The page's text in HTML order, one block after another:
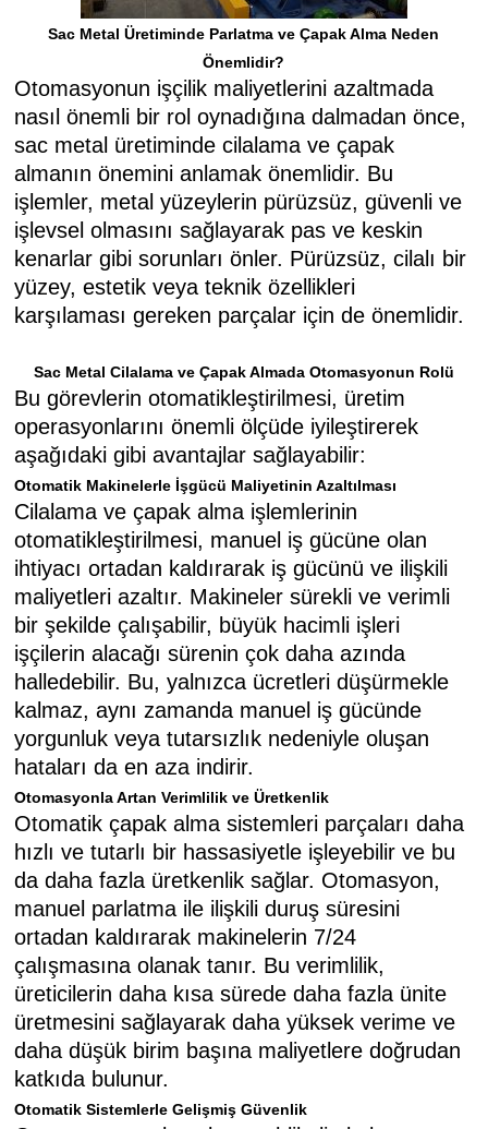
Sac Metal Üretiminde Parlatma ve Çapak Alma Neden
Önemlidir?
Otomasyonun işçilik maliyetlerini azaltmada
nasıl önemli bir rol oynadığına dalmadan önce,
sac metal üretiminde cilalama ve çapak
almanın önemini anlamak önemlidir. Bu
işlemler, metal yüzeylerin pürüzsüz, güvenli ve
işlevsel olmasını sağlayarak pas ve keskin
kenarlar gibi sorunları önler. Pürüzsüz, cilalı bir
yüzey, estetik veya teknik özellikleri
karşılaması gereken parçalar için de önemlidir.
Sac Metal Cilalama ve Çapak Almada Otomasyonun Rolü
Bu görevlerin otomatikleştirilmesi, üretim
operasyonlarını önemli ölçüde iyileştirerek
aşağıdaki gibi avantajlar sağlayabilir:
Otomatik Makinelerle İşgücü Maliyetinin Azaltılması
Cilalama ve çapak alma işlemlerinin
otomatikleştirilmesi, manuel iş gücüne olan
ihtiyacı ortadan kaldırarak iş gücünü ve ilişkili
maliyetleri azaltır. Makineler sürekli ve verimli
bir şekilde çalışabilir, büyük hacimli işleri
işçilerin alacağı sürenin çok daha azında
halledebilir. Bu, yalnızca ücretleri düşürmekle
kalmaz, aynı zamanda manuel iş gücünde
yorgunluk veya tutarsızlık nedeniyle oluşan
hataları da en aza indirir.
Otomasyonla Artan Verimlilik ve Üretkenlik
Otomatik çapak alma sistemleri parçaları daha
hızlı ve tutarlı bir hassasiyetle işleyebilir ve bu
da daha fazla üretkenlik sağlar. Otomasyon,
manuel parlatma ile ilişkili duruş süresini
ortadan kaldırarak makinelerin 7/24
çalışmasına olanak tanır. Bu verimlilik,
üreticilerin daha kısa sürede daha fazla ünite
üretmesini sağlayarak daha yüksek verime ve
daha düşük birim başına maliyetlere doğrudan
katkıda bulunur.
Otomatik Sistemlerle Gelişmiş Güvenlik